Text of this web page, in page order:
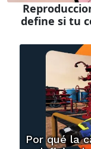
define si tu
Por qué la